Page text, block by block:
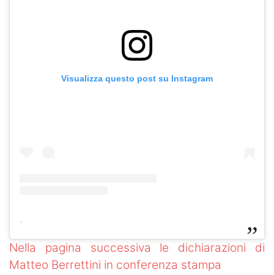
Visualizza questo post su Instagram
-
Nella pagina successiva le dichiarazioni di
Matteo Berrettini in conferenza stampa